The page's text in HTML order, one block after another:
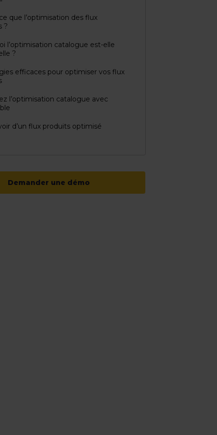
que l’optimisation des flux
?
l’optimisation catalogue est-elle
?
efficaces pour optimiser vos flux
l’optimisation catalogue avec
d’un flux produits optimisé
Demander une démo